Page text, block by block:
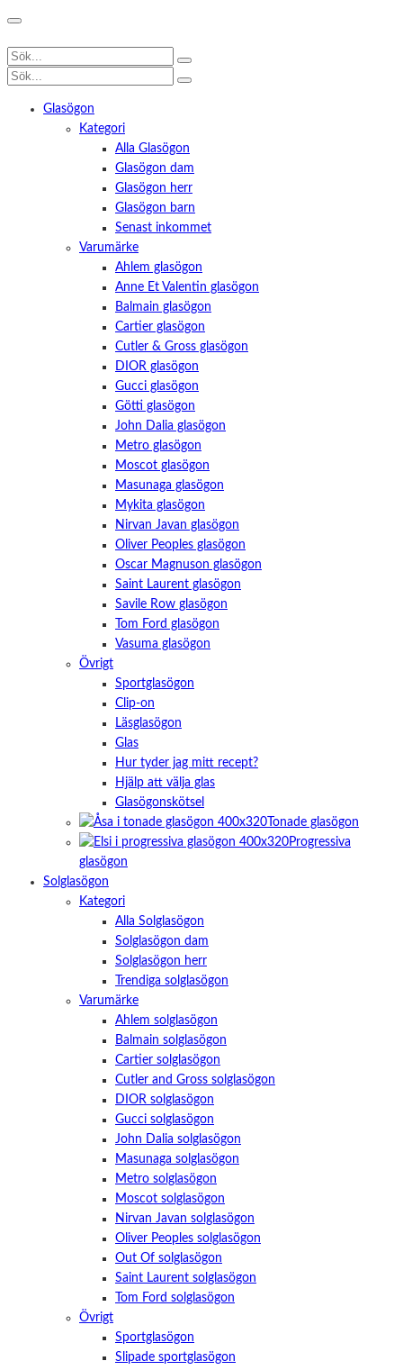
Glasögon
Kategori
Alla Glasögon
Glasögon dam
Glasögon herr
Glasögon barn
Senast inkommet
Varumärke
Ahlem glasögon
Anne Et Valentin glasögon
Balmain glasögon
Cartier glasögon
Cutler & Gross glasögon
DIOR glasögon
Gucci glasögon
Götti glasögon
John Dalia glasögon
Metro glasögon
Moscot glasögon
Masunaga glasögon
Mykita glasögon
Nirvan Javan glasögon
Oliver Peoples glasögon
Oscar Magnuson glasögon
Saint Laurent glasögon
Savile Row glasögon
Tom Ford glasögon
Vasuma glasögon
Övrigt
Sportglasögon
Clip-on
Läsglasögon
Glas
Hur tyder jag mitt recept?
Hjälp att välja glas
Glasögonskötsel
Tonade glasögon
Progressiva
glasögon
Solglasögon
Kategori
Alla Solglasögon
Solglasögon dam
Solglasögon herr
Trendiga solglasögon
Varumärke
Ahlem solglasögon
Balmain solglasögon
Cartier solglasögon
Cutler and Gross solglasögon
DIOR solglasögon
Gucci solglasögon
John Dalia solglasögon
Masunaga solglasögon
Metro solglasögon
Moscot solglasögon
Nirvan Javan solglasögon
Oliver Peoples solglasögon
Out Of solglasögon
Saint Laurent solglasögon
Tom Ford solglasögon
Övrigt
Sportglasögon
Slipade sportglasögon
fungera.
Statistik
För att vi ska
baserat på
hemsidan.